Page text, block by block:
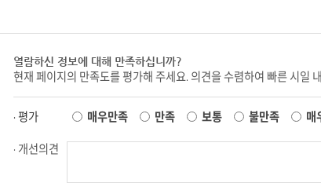
열람하신 정보에 대해 만족하십니까?
현재 페이지의 만족도를 평가해 주세요. 의견을 수렴하여 빠른 시일
· 평가 매우만족 만족 보통 불만족
매
· 개선의견